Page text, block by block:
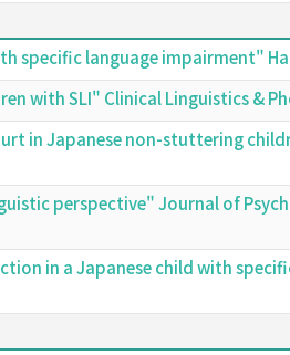
specific language impairment"
with SLI" Clinical Linguistics &
in Japanese non-stuttering
perspective" Journal of
in a Japanese child with